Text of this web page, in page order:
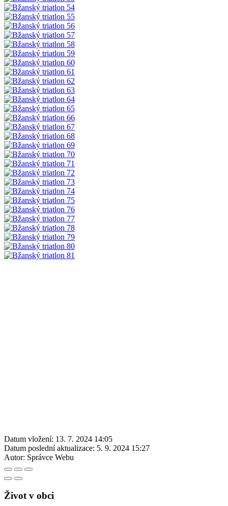
Datum vložení: 13. 7. 2024 14:05
Datum poslední aktualizace: 5. 9. 2024 15:27
Autor: Správce Webu
Život v obci